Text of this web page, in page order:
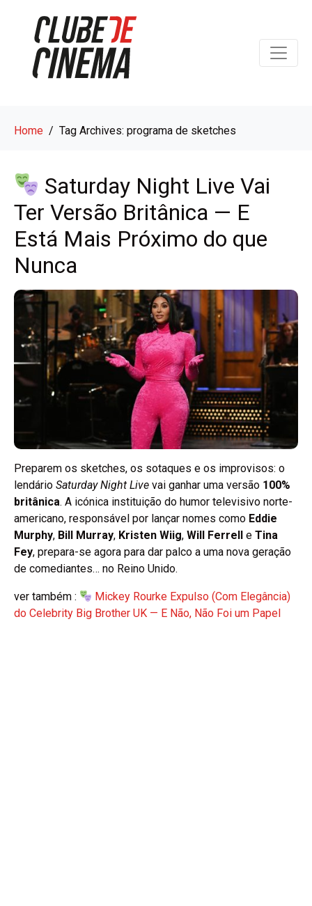
Home Tag Archives: programa de sketches
Saturday Night Live Vai
Ter Versão Britânica — E
Está Mais Próximo do que
Nunca
Preparem os sketches, os sotaques e os improvisos: o
lendário Saturday Night Live vai ganhar uma versão 100%
britânica. A icónica instituição do humor televisivo norte-
americano, responsável por lançar nomes como Eddie
Murphy, Bill Murray, Kristen Wiig, Will Ferrell e Tina
Fey, prepara-se agora para dar palco a uma nova geração
de comediantes… no Reino Unido.
ver também :
Mickey Rourke Expulso (Com Elegância)
do Celebrity Big Brother UK — E Não, Não Foi um Papel